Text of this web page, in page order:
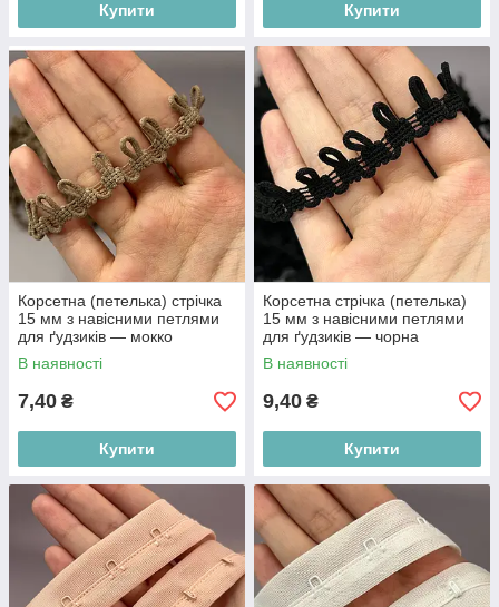
Купити Купити
Корсетна (петелька) стрічка
15 мм з навісними петлями
для ґудзиків — мокко
В наявності
7,40 ₴
Купити
Корсетна стрічка (петелька)
15 мм з навісними петлями
для ґудзиків — чорна
В наявності
9,40 ₴
Купити